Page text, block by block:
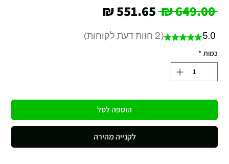
‏649.00 ‏₪
מחיר
5.0
★
★
★
★
★
2 חוות דעת לקוחות 2
כמות *
הוספה לסל
לקנייה מהירה